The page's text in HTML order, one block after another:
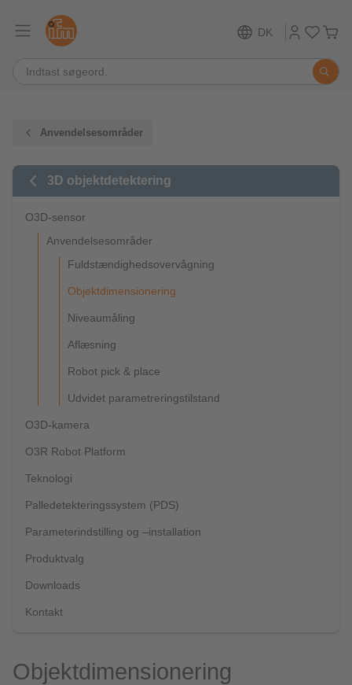
DK
Anvendelsesområder
3D objektdetektering
O3D-sensor
Anvendelsesområder
Fuldstændighedsovervågning
Objektdimensionering
Niveaumåling
Aflæsning
Robot pick & place
Udvidet parametreringstilstand
O3D-kamera
O3R Robot Platform
Teknologi
Palledetekteringssystem (PDS)
Parameterindstilling og –installation
Produktvalg
Downloads
Kontakt
Objektdimensionering